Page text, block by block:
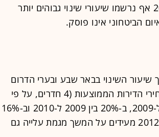
משיעור העלייה שבין 2008 ל-2009. ב-2011 אף נרשמו שיעורי שינוי גבוהים יותר
הביטחוני אינו פוסק.
השינוי בבאר שבע ובערי הדרום
היה גבוה יותר. כך למשל בבאר שבע עלו מחירי הדירות הממוצעות (4 חדרים, על פי
סקירת השמאי הממשלתי) ב-6% בין 2008 ל-2009, ב-20% בין 2009 ל-2010 וב-16%
בין 2010 ל-2011. נתונים חלקיים באשר ל-2012 מעידים על המשך מגמת עלייה גם